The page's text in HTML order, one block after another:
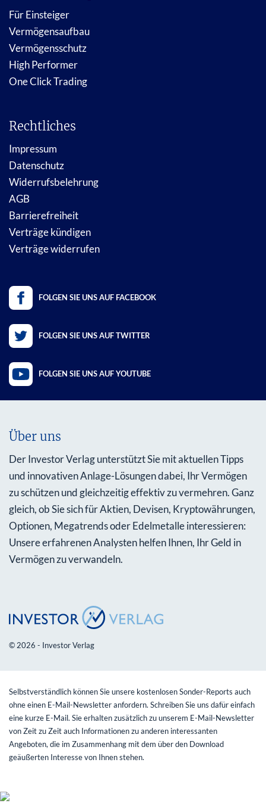
Für Einsteiger
Vermögensaufbau
Vermögensschutz
High Performer
One Click Trading
Rechtliches
Impressum
Datenschutz
Widerrufsbelehrung
AGB
Barrierefreiheit
Verträge kündigen
Verträge widerrufen
FOLGEN SIE UNS AUF FACEBOOK
FOLGEN SIE UNS AUF TWITTER
FOLGEN SIE UNS AUF YOUTUBE
Über uns
Der Investor Verlag unterstützt Sie mit aktuellen Tipps
und innovativen Anlage-Lösungen dabei, Ihr Vermögen
zu schützen und gleichzeitig effektiv zu vermehren. Ganz
gleich, ob Sie sich für Aktien, Devisen, Kryptowährungen,
Optionen, Megatrends oder Edelmetalle interessieren:
Unsere erfahrenen Analysten helfen Ihnen, Ihr Geld in
Vermögen zu verwandeln.
© 2026 - Investor Verlag
Selbstverständlich können Sie unsere kostenlosen Sonder-Reports auch
ohne einen E-Mail-Newsletter anfordern. Schreiben Sie uns dafür einfach
eine kurze E-Mail. Sie erhalten zusätzlich zu unserem E-Mail-Newsletter
von Zeit zu Zeit auch Informationen zu anderen interessanten
Angeboten, die im Zusammenhang mit dem über den Download
geäußerten Interesse von Ihnen stehen.